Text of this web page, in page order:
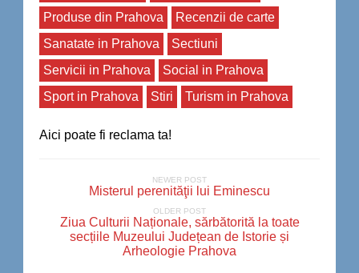
Produse din Prahova
Recenzii de carte
Sanatate in Prahova
Sectiuni
Servicii in Prahova
Social in Prahova
Sport in Prahova
Stiri Turism in Prahova
Aici poate fi reclama ta!
NEWER POST
Misterul perenităţii lui Eminescu
OLDER POST
Ziua Culturii Naționale, sărbătorită la toate
secțiile Muzeului Județean de Istorie și
Arheologie Prahova